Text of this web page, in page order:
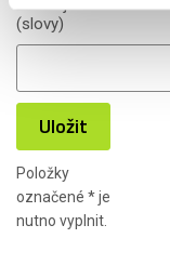
(slovy)
Uložit
Položky
označené *je
nutno vyplnit.